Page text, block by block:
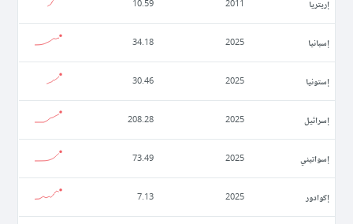
إريتريا 2011
10.59
إسبانيا 2025
34.18
إستونيا 2025
30.46
إسرائيل 2025
208.28
إسواتيني 2025
73.49
إكوادور 2025
7.13